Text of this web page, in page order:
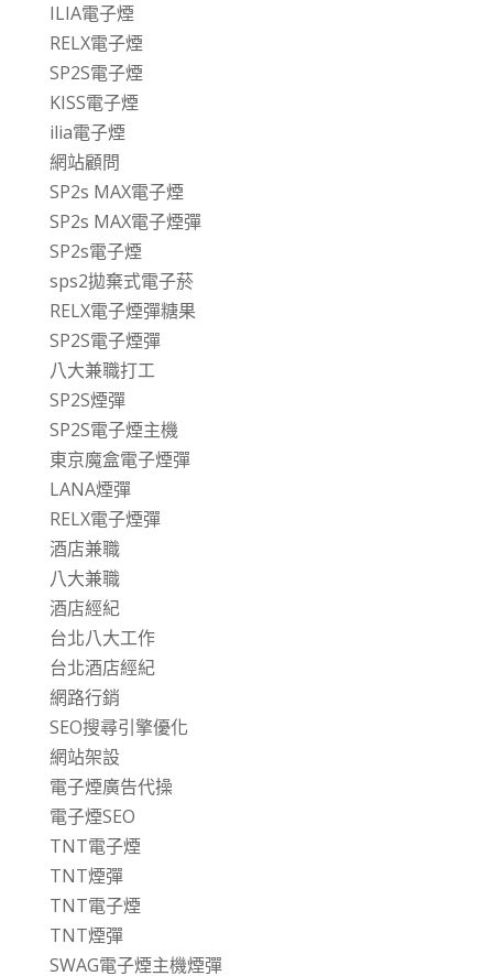
ILIA電子煙
RELX電子煙
SP2S電子煙
KISS電子煙
ilia電子煙
網站顧問
SP2s MAX電子煙
SP2s MAX電子煙彈
SP2s電子煙
sps2拋棄式電子菸
RELX電子煙彈糖果
SP2S電子煙彈
八大兼職打工
SP2S煙彈
SP2S電子煙主機
東京魔盒電子煙彈
LANA煙彈
RELX電子煙彈
酒店兼職
八大兼職
酒店經紀
台北八大工作
台北酒店經紀
網路行銷
SEO搜尋引擎優化
網站架設
電子煙廣告代操
電子煙SEO
TNT電子煙
TNT煙彈
TNT電子煙
TNT煙彈
SWAG電子煙主機煙彈